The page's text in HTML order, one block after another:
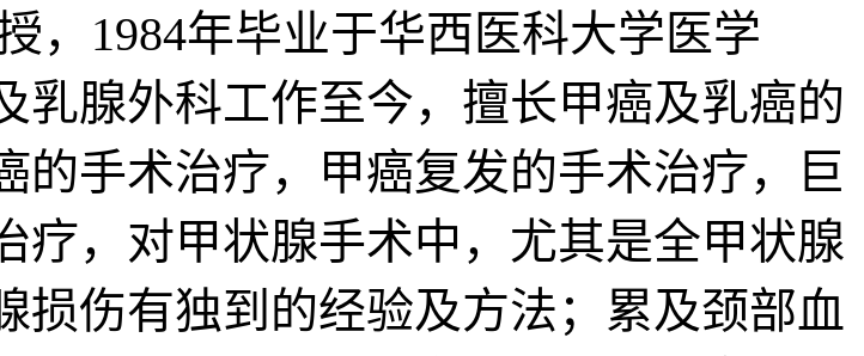
，1984年毕业于华西医科大学医学
乳腺外科工作至今，擅长甲癌及乳癌的
的手术治疗，甲癌复发的手术治疗，巨
疗，对甲状腺手术中，尤其是全甲状腺
损伤有独到的经验及方法；累及颈部血